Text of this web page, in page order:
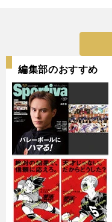
編集部のおすすめ